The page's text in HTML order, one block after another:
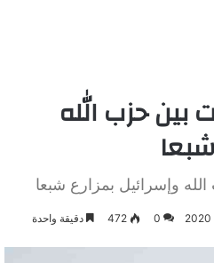
بين حزب الله
وإسرائيل بمزارع شبعا
0
472 دقيقة واحدة